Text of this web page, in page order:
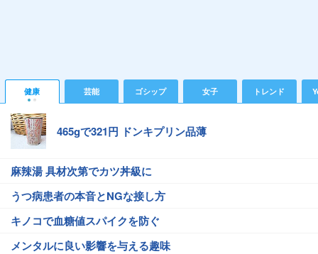
健康 芸能 ゴシップ 女子 トレンド
465gで321円 ドンキプリン品薄
麻辣湯 具材次第でカツ丼級に
うつ病患者の本音とNGな接し方
キノコで血糖値スパイクを防ぐ
メンタルに良い影響を与える趣味